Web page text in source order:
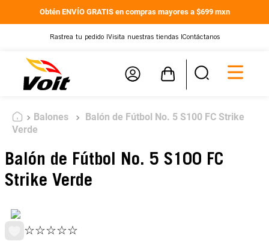
Obtén ENVÍO GRATIS en compras mayores a $699 mxn
Rastrea tu pedido | Visita nuestras tiendas | Contáctanos
Balones
Balón de Fútbol No. 5 S100 FC Strike
Verde
Balón de Fútbol No. 5 S100 FC
Strike Verde
☆☆☆☆☆